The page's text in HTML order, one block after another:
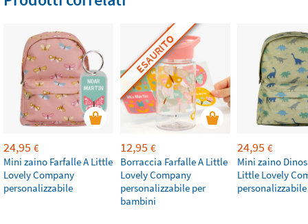
24,95 €
Mini zaino Farfalle A Little
Lovely Company
personalizzabile
ESAURITO
12,95 €
Borraccia Farfalle A Little
Lovely Company
personalizzabile per
bambini
24,95 €
Mini zaino
Little Lovely
personalizzabile